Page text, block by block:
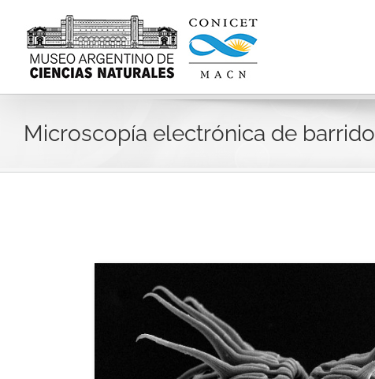
content
Microscopía electrónica de barrido